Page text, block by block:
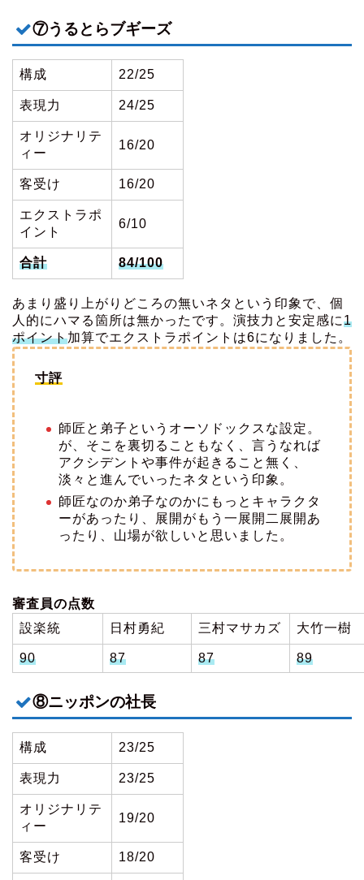
⑦うるとらブギーズ
構成 22/25
表現力 24/25
オリジナリテ
ィー
16/20
客受け 16/20
エクストラポ
イント
6/10
合計 84/100
あまり盛り上がりどころの無いネタという印象で、個
人的にハマる箇所は無かったです。演技力と安定感に1
ポイント加算でエクストラポイントは6になりました。
寸評
師匠と弟子というオーソドックスな設定。
が、そこを裏切ることもなく、言うなれば
アクシデントや事件が起きること無く、
淡々と進んでいったネタという印象。
師匠なのか弟子なのかにもっとキャラクタ
ーがあったり、展開がもう一展開二展開あ
ったり、山場が欲しいと思いました。
審査員の点数
設楽統
日村勇紀 三村マサカズ 大竹一樹
90 87 87 89
⑧ニッポンの社長
構成 23/25
表現力 23/25
オリジナリテ
ィー
19/20
客受け 18/20